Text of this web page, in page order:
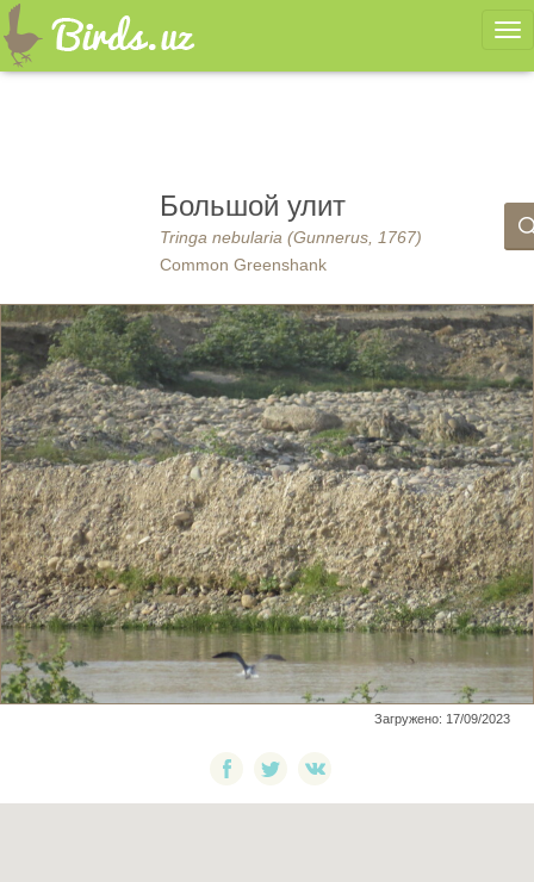
Большой улит
Tringa nebularia (Gunnerus, 1767)
Common Greenshank
Загружено: 17/09/2023